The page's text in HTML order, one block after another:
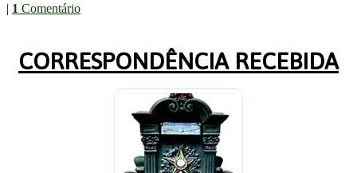
Share
| 1 Comentário
CORRESPONDÊNCIA RECEBIDA